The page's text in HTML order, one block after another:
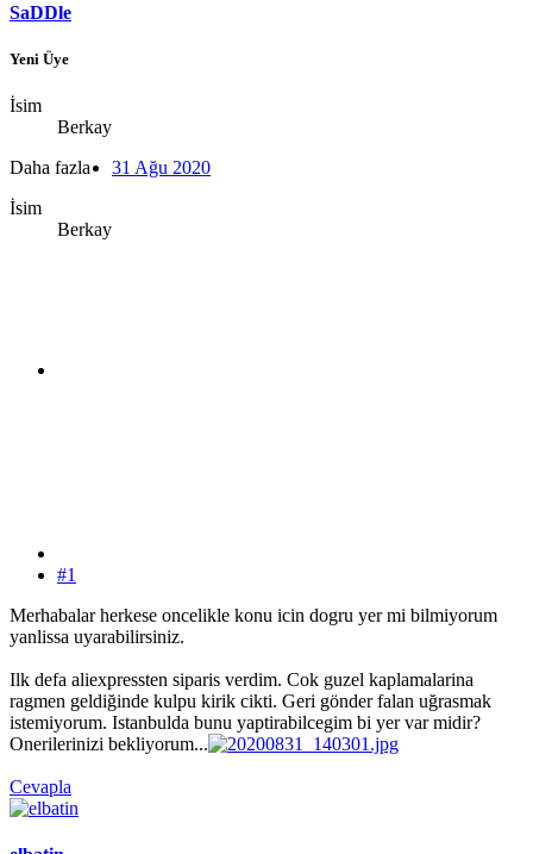
SaDDle
Yeni Üye
İsim
Berkay
Daha fazla
İsim
Berkay
31 Ağu 2020
#1
Merhabalar herkese oncelikle konu icin dogru yer mi bilmiyorum
yanlissa uyarabilirsiniz.
Ilk defa aliexpressten siparis verdim. Cok guzel kaplamalarina
ragmen geldiğinde kulpu kirik cikti. Geri gönder falan uğrasmak
istemiyorum. Istanbulda bunu yaptirabilcegim bi yer var midir?
Onerilerinizi bekliyorum...
Cevapla